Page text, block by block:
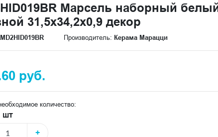
Марсель наборный
31,5x34,2x0,9 декор
Производитель: Керама Марацци
руб.
количество:
шт
+